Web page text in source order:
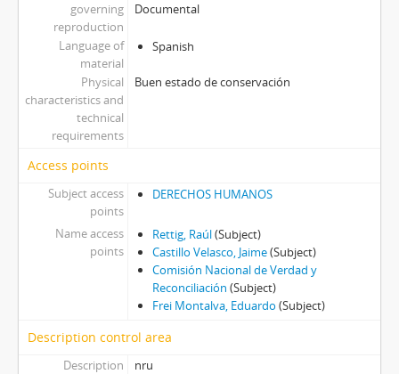
governing
reproduction
Documental
Language of
material
Spanish
Physical
characteristics and
technical
requirements
Buen estado de conservación
Access points
Subject access
points
DERECHOS HUMANOS
Name access
points
Rettig, Raúl(Subject)
Castillo Velasco, Jaime(Subject)
Comisión Nacional de Verdad y
Reconciliación (Subject)
Frei Montalva, Eduardo (Subject)
Description control area
Description
nru